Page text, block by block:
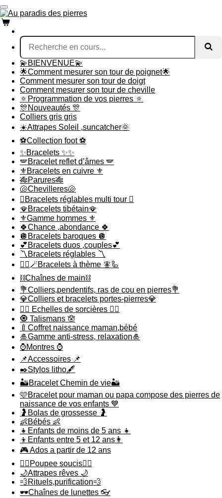
Passer
au
contenu
principal
💫BIENVENUE💫
🌟Comment mesurer son tour de poignet🌟
Comment mesurer son tour de doigt
Comment mesurer son tour de cheville
🔅Programmation de vos pierres 🔅
🎊Nouveautés 🎊
Colliers gris gris
☀️Attrapes Soleil ,suncatcher🌞
⚽️Collection foot ⚽️
✨Bracelets ✨✨
🪽Bracelet reflet d’âmes 🪽
⚜️Bracelets en cuivre ⚜️
🎋Parures🎋
🐚Chevilleres🐚
🪎Bracelets réglables multi tour 🪎
🪭Bracelets tibétain🪭
⚜️Gamme hommes ⚜️
🍀Chance ,abondance 🍀
🪩Bracelets baroques 🪩
💕Bracelets duos ,couples💕
〽️Bracelets réglables 〽️
🧞‍♂️🪄Bracelets à thème 🧚🦾
⛓️Chaînes de main⛓️
💐Colliers,pendentifs, ras de cou en pierres💐
💎Colliers et bracelets portes-pierres💎
🧙‍♀️ Echelles de sorcières 🧙‍♀️
🧿 Talismans 🪬
🍼Coffret naissance maman,bébé
🎍Gamme anti-stress, relaxation🎍
⌚️Montres ⌚️
📌Accessoires 📌
✒️Stylos litho🖋️
🏜️Bracelet Chemin de vie🏜️
🩷Bracelet pour maman ou papa compose des pierres de
naissance de vos enfants 💙
🤰Bolas de grossesse 🤰
👶Bébés 👶
👧Enfants de moins de 5 ans 👧
👦Enfants entre 5 et 12 ans👩
🎮 Ados a partir de 12 ans
🙇‍♂️Poupee soucis🙇‍♀️
🌙Attrapes rêves 🌙
💨Rituels,purification💨
🕶️Chaînes de lunettes 👓